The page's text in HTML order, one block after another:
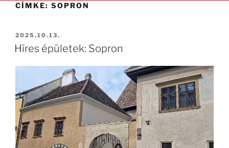
CÍMKE: SOPRON
2025.10.13.
Híres épületek: Sopron